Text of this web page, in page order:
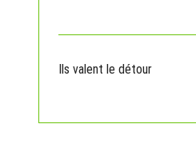
Ils valent le détour